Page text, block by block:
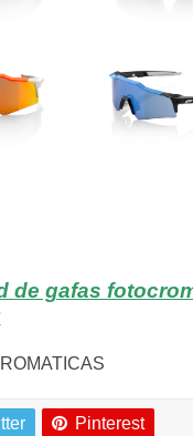
de gafas
Pinterest